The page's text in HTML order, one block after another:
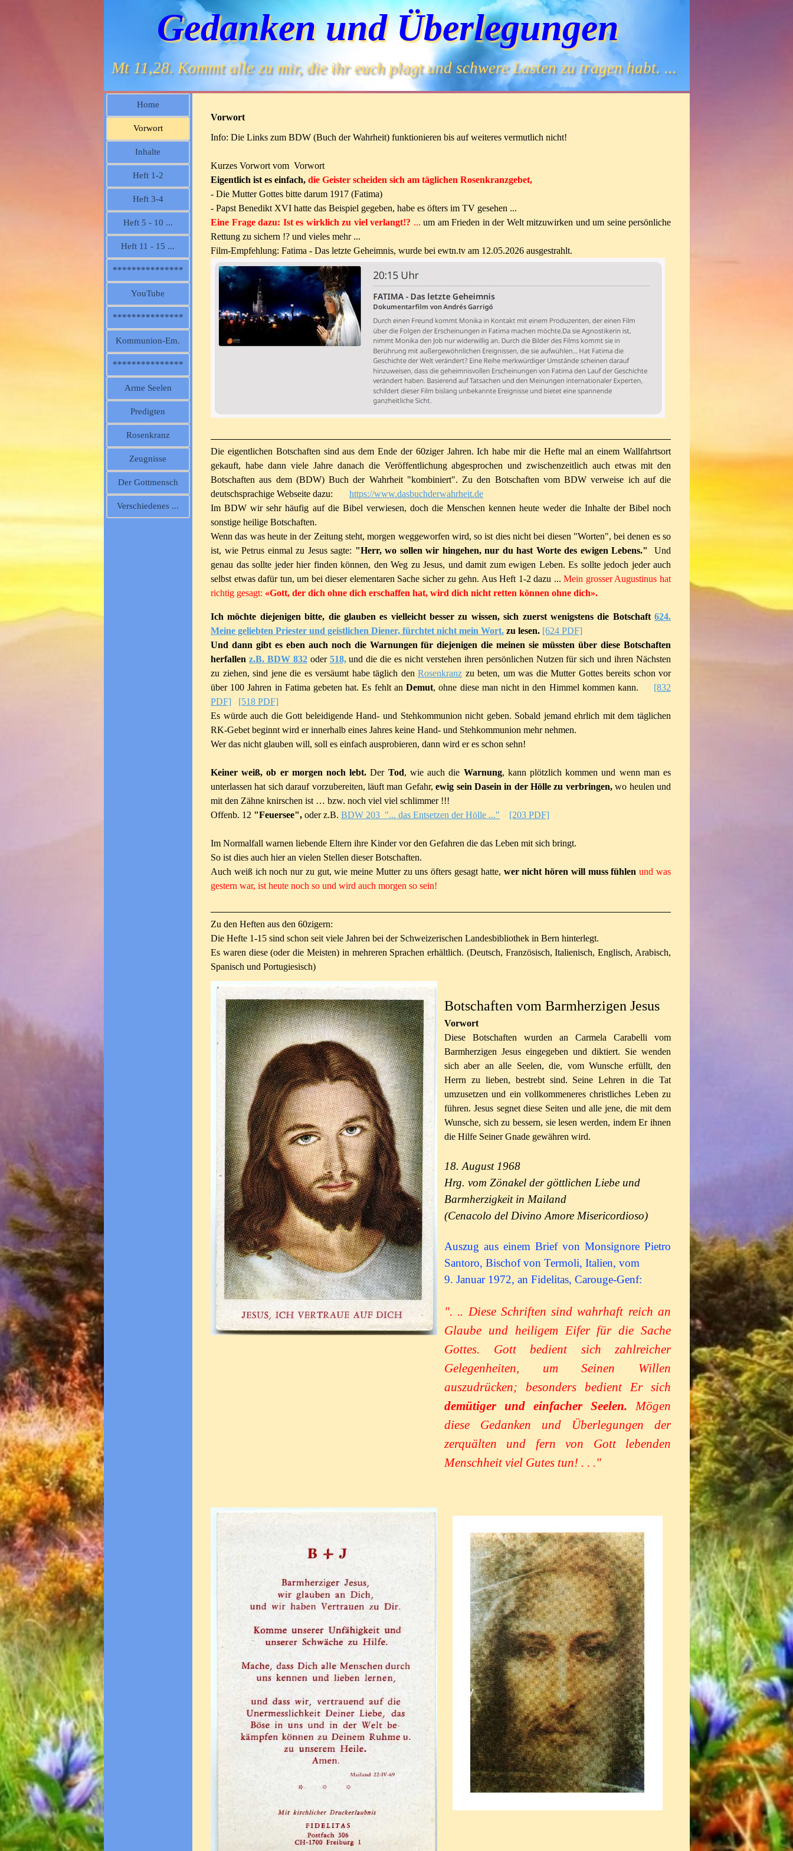
Gedanken und Überlegungen
Mt 11,28. Kommt alle zu mir, die ihr euch plagt und schwere Lasten zu tragen habt. ...
Home
Vorwort
Inhalte
Heft 1-2
Heft 3-4
Heft 5 - 10 ...
Heft 11 - 15 ...
***************
YouTube
***************
Kommunion-Em.
***************
Arme Seelen
Predigten
Rosenkranz
Zeugnisse
Der Gottmensch
Verschiedenes ...
Vorwort
Info: Die Links zum BDW (Buch der Wahrheit) funktionieren bis auf weiteres vermutlich nicht!
Kurzes Vorwort vom Vorwort
Eigentlich ist es einfach, die Geister scheiden sich am täglichen Rosenkranzgebet,
- Die Mutter Gottes bitte darum 1917 (Fatima)
- Papst Benedikt XVI hatte das Beispiel gegeben, habe es öfters im TV gesehen ...
Eine Frage dazu: Ist es wirklich zu viel verlangt!? ... um am Frieden in der Welt mitzuwirken und um seine persönliche
Rettung zu sichern !? und vieles mehr ...
Film-Empfehlung: Fatima - Das letzte Geheimnis, wurde bei ewtn.tv am 12.05.2026 ausgestrahlt.
Die eigentlichen Botschaften sind aus dem Ende der 60ziger Jahren. Ich habe mir die Hefte mal an einem Wallfahrtsort
gekauft, habe dann viele Jahre danach die Veröffentlichung abgesprochen und zwischenzeitlich auch etwas mit den
Botschaften aus dem (BDW) Buch der Wahrheit "kombiniert". Zu den Botschaften vom BDW verweise ich auf die
deutschsprachige Webseite dazu: https://www.dasbuchderwahrheit.de
Im BDW wir sehr häufig auf die Bibel verwiesen, doch die Menschen kennen heute weder die Inhalte der Bibel noch
sonstige heilige Botschaften.
Wenn das was heute in der Zeitung steht, morgen weggeworfen wird, so ist dies nicht bei diesen "Worten", bei denen es so
ist, wie Petrus einmal zu Jesus sagte: "Herr, wo sollen wir hingehen, nur du hast Worte des ewigen Lebens."
Und
genau das sollte jeder hier finden können, den Weg zu Jesus, und damit zum ewigen Leben. Es sollte jedoch jeder auch
selbst etwas dafür tun, um bei dieser elementaren Sache sicher zu gehn. Aus Heft 1-2 dazu ...Mein grosser Augustinus hat
richtig gesagt: «Gott, der dich ohne dich erschaffen hat, wird dich nicht retten können ohne dich».
Ich möchte diejenigen bitte, die glauben es vielleicht besser zu wissen, sich zuerst wenigstens die Botschaft 624.
Meine geliebten Priester und geistlichen Diener, fürchtet nicht mein Wort. zu lesen. [624 PDF]
Und dann gibt es eben auch noch die Warnungen für diejenigen die meinen sie müssten über diese Botschaften
herfallen z.B. BDW 832oder 518,und die die es nicht verstehen ihren persönlichen Nutzen für sich und ihren Nächsten
zu ziehen, sind jene die es versäumt habe täglich den Rosenkranz zu beten, um was die Mutter Gottes bereits schon vor
über 100 Jahren in Fatima gebeten hat. Es fehlt anDemut, ohne diese man nicht in den Himmel kommen kann. [832
PDF]
[518 PDF]
Es würde auch die Gott beleidigende Hand- und Stehkommunion nicht geben. Sobald jemand ehrlich mit dem täglichen
RK-Gebet beginnt wird er innerhalb eines Jahres keine Hand- und Stehkommunion mehr nehmen.
Wer das nicht glauben will, soll es einfach ausprobieren, dann wird er es schon sehn!
Keiner weiß, ob er morgen noch lebt.Der Tod, wie auch die Warnung, kann plötzlich kommen und wenn man es
unterlassen hat sich darauf vorzubereiten, läuft man Gefahr,ewig sein Dasein in der Hölle zu verbringen,wo heulen und
mit den Zähne knirschen ist … bzw. noch viel viel schlimmer !!!
Offenb. 12 "Feuersee", oder z.B. BDW 203 "... das Entsetzen der Hölle ..." [203 PDF]
Im Normalfall warnen liebende Eltern ihre Kinder vor den Gefahren die das Leben mit sich bringt.
So ist dies auch hier an vielen Stellen dieser Botschaften.
Auch weiß ich noch nur zu gut, wie meine Mutter zu uns öfters gesagt hatte, wer nicht hören will muss fühlen und was
gestern war, ist heute noch so und wird auch morgen so sein!
Zu den Heften aus den 60zigern:
Die Hefte 1-15 sind schon seit viele Jahren bei der Schweizerischen Landesbibliothek in Bern hinterlegt.
Es waren diese (oder die Meisten) in mehreren Sprachen erhältlich. (Deutsch, Französisch, Italienisch, Englisch, Arabisch,
Spanisch und Portugiesisch)
Botschaften vom Barmherzigen Jesus
Vorwort
Diese Botschaften wurden an Carmela Carabelli vom
Barmherzigen Jesus eingegeben und diktiert. Sie wenden
sich aber an alle Seelen, die, vom Wunsche erfüllt, den
Herrn zu lieben, bestrebt sind. Seine Lehren in die Tat
umzusetzen und ein vollkommeneres christliches Leben zu
führen. Jesus segnet diese Seiten und alle jene, die mit dem
Wunsche, sich zu bessern, sie lesen werden, indem Er ihnen
die Hilfe Seiner Gnade gewähren wird.
18. August 1968
Hrg. vom Zönakel der göttlichen Liebe und
Barmherzigkeit in Mailand
(Cenacolo del Divino Amore Misericordioso)
Auszug aus einem Brief von Monsignore Pietro
Santoro, Bischof von Termoli, Italien, vom
9. Januar 1972, an Fidelitas, Carouge-Genf:
". .. Diese Schriften sind wahrhaft reich an
Glaube und heiligem Eifer für die Sache
Gottes. Gott bedient sich zahlreicher
Gelegenheiten, um Seinen Willen
auszudrücken; besonders bedient Er sich
demütiger und einfacher Seelen. Mögen
diese Gedanken und Überlegungen der
zerquälten und fern von Gott lebenden
Menschheit viel Gutes tun! . . ."